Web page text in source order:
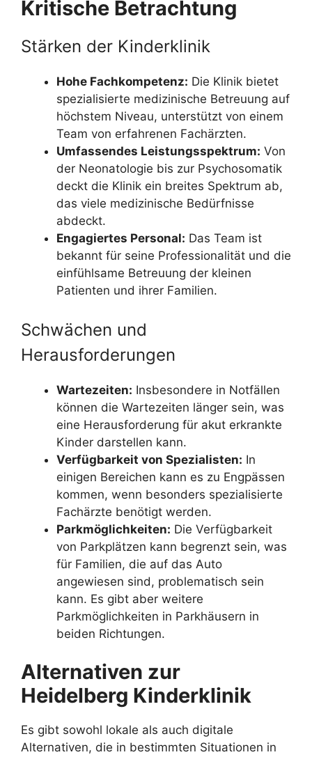
Kritische Betrachtung
Stärken der Kinderklinik
Hohe Fachkompetenz: Die Klinik bietet
spezialisierte medizinische Betreuung auf
höchstem Niveau, unterstützt von einem
Team von erfahrenen Fachärzten.
Umfassendes Leistungsspektrum: Von
der Neonatologie bis zur Psychosomatik
deckt die Klinik ein breites Spektrum ab,
das viele medizinische Bedürfnisse
abdeckt.
Engagiertes Personal: Das Team ist
bekannt für seine Professionalität und die
einfühlsame Betreuung der kleinen
Patienten und ihrer Familien.
Schwächen und
Herausforderungen
Wartezeiten: Insbesondere in Notfällen
können die Wartezeiten länger sein, was
eine Herausforderung für akut erkrankte
Kinder darstellen kann.
Verfügbarkeit von Spezialisten: In
einigen Bereichen kann es zu Engpässen
kommen, wenn besonders spezialisierte
Fachärzte benötigt werden.
Parkmöglichkeiten: Die Verfügbarkeit
von Parkplätzen kann begrenzt sein, was
für Familien, die auf das Auto
angewiesen sind, problematisch sein
kann. Es gibt aber weitere
Parkmöglichkeiten in Parkhäusern in
beiden Richtungen.
Alternativen zur
Heidelberg Kinderklinik
Es gibt sowohl lokale als auch digitale
Alternativen, die in bestimmten Situationen in